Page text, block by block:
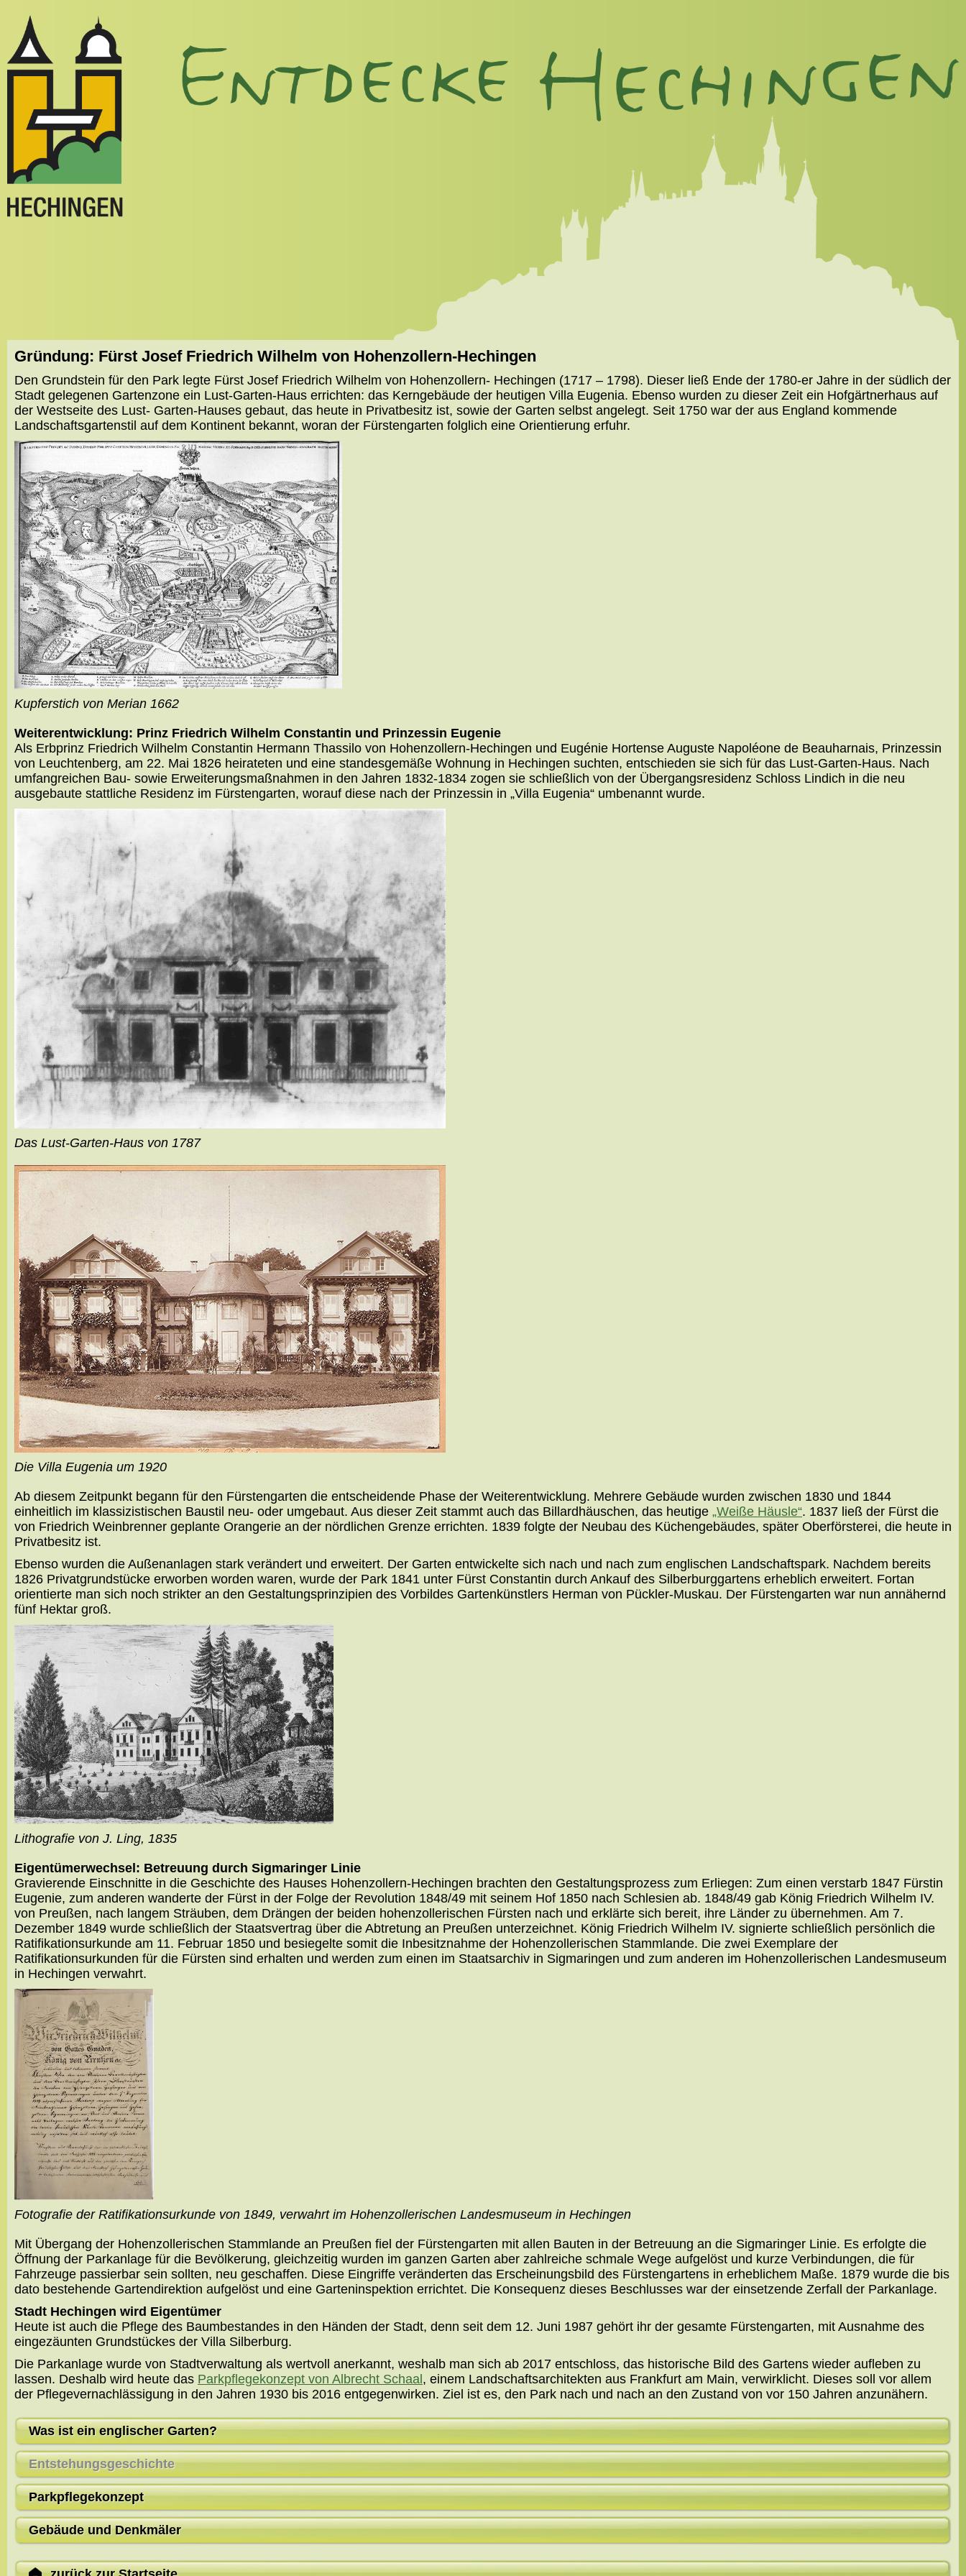
Gründung: Fürst Josef Friedrich Wilhelm von Hohenzollern-Hechingen
Den Grundstein für den Park legte Fürst Josef Friedrich Wilhelm von Hohenzollern- Hechingen (1717 – 1798). Dieser ließ Ende der 1780-er Jahre in der südlich der
Stadt gelegenen Gartenzone ein Lust-Garten-Haus errichten: das Kerngebäude der heutigen Villa Eugenia. Ebenso wurden zu dieser Zeit ein Hofgärtnerhaus auf
der Westseite des Lust- Garten-Hauses gebaut, das heute in Privatbesitz ist, sowie der Garten selbst angelegt. Seit 1750 war der aus England kommende
Landschaftsgartenstil auf dem Kontinent bekannt, woran der Fürstengarten folglich eine Orientierung erfuhr.
Kupferstich von Merian 1662
Weiterentwicklung: Prinz Friedrich Wilhelm Constantin und Prinzessin Eugenie
Als Erbprinz Friedrich Wilhelm Constantin Hermann Thassilo von Hohenzollern-Hechingen und Eugénie Hortense Auguste Napoléone de Beauharnais, Prinzessin
von Leuchtenberg, am 22. Mai 1826 heirateten und eine standesgemäße Wohnung in Hechingen suchten, entschieden sie sich für das Lust-Garten-Haus. Nach
umfangreichen Bau- sowie Erweiterungsmaßnahmen in den Jahren 1832-1834 zogen sie schließlich von der Übergangsresidenz Schloss Lindich in die neu
ausgebaute stattliche Residenz im Fürstengarten, worauf diese nach der Prinzessin in „Villa Eugenia“ umbenannt wurde.
Das Lust-Garten-Haus von 1787
Die Villa Eugenia um 1920
Ab diesem Zeitpunkt begann für den Fürstengarten die entscheidende Phase der Weiterentwicklung. Mehrere Gebäude wurden zwischen 1830 und 1844
einheitlich im klassizistischen Baustil neu- oder umgebaut. Aus dieser Zeit stammt auch das Billardhäuschen, das heutige „Weiße Häusle“. 1837 ließ der Fürst die
von Friedrich Weinbrenner geplante Orangerie an der nördlichen Grenze errichten. 1839 folgte der Neubau des Küchengebäudes, später Oberförsterei, die heute in
Privatbesitz ist.
Ebenso wurden die Außenanlagen stark verändert und erweitert. Der Garten entwickelte sich nach und nach zum englischen Landschaftspark. Nachdem bereits
1826 Privatgrundstücke erworben worden waren, wurde der Park 1841 unter Fürst Constantin durch Ankauf des Silberburggartens erheblich erweitert. Fortan
orientierte man sich noch strikter an den Gestaltungsprinzipien des Vorbildes Gartenkünstlers Herman von Pückler-Muskau. Der Fürstengarten war nun annähernd
fünf Hektar groß.
Lithografie von J. Ling, 1835
Eigentümerwechsel: Betreuung durch Sigmaringer Linie
Gravierende Einschnitte in die Geschichte des Hauses Hohenzollern-Hechingen brachten den Gestaltungsprozess zum Erliegen: Zum einen verstarb 1847 Fürstin
Eugenie, zum anderen wanderte der Fürst in der Folge der Revolution 1848/49 mit seinem Hof 1850 nach Schlesien ab. 1848/49 gab König Friedrich Wilhelm IV.
von Preußen, nach langem Sträuben, dem Drängen der beiden hohenzollerischen Fürsten nach und erklärte sich bereit, ihre Länder zu übernehmen. Am 7.
Dezember 1849 wurde schließlich der Staatsvertrag über die Abtretung an Preußen unterzeichnet. König Friedrich Wilhelm IV. signierte schließlich persönlich die
Ratifikationsurkunde am 11. Februar 1850 und besiegelte somit die Inbesitznahme der Hohenzollerischen Stammlande. Die zwei Exemplare der
Ratifikationsurkunden für die Fürsten sind erhalten und werden zum einen im Staatsarchiv in Sigmaringen und zum anderen im Hohenzollerischen Landesmuseum
in Hechingen verwahrt.
Fotografie der Ratifikationsurkunde von 1849, verwahrt im Hohenzollerischen Landesmuseum in Hechingen
Mit Übergang der Hohenzollerischen Stammlande an Preußen fiel der Fürstengarten mit allen Bauten in der Betreuung an die Sigmaringer Linie. Es erfolgte die
Öffnung der Parkanlage für die Bevölkerung, gleichzeitig wurden im ganzen Garten aber zahlreiche schmale Wege aufgelöst und kurze Verbindungen, die für
Fahrzeuge passierbar sein sollten, neu geschaffen. Diese Eingriffe veränderten das Erscheinungsbild des Fürstengartens in erheblichem Maße. 1879 wurde die bis
dato bestehende Gartendirektion aufgelöst und eine Garteninspektion errichtet. Die Konsequenz dieses Beschlusses war der einsetzende Zerfall der Parkanlage.
Stadt Hechingen wird Eigentümer
Heute ist auch die Pflege des Baumbestandes in den Händen der Stadt, denn seit dem 12. Juni 1987 gehört ihr der gesamte Fürstengarten, mit Ausnahme des
eingezäunten Grundstückes der Villa Silberburg.
Die Parkanlage wurde von Stadtverwaltung als wertvoll anerkannt, weshalb man sich ab 2017 entschloss, das historische Bild des Gartens wieder aufleben zu
lassen. Deshalb wird heute das Parkpflegekonzept von Albrecht Schaal , einem Landschaftsarchitekten aus Frankfurt am Main, verwirklicht. Dieses soll vor allem
der Pflegevernachlässigung in den Jahren 1930 bis 2016 entgegenwirken. Ziel ist es, den Park nach und nach an den Zustand von vor 150 Jahren anzunähern.
Was ist ein englischer Garten?
Entstehungsgeschichte
Parkpflegekonzept
Gebäude und Denkmäler